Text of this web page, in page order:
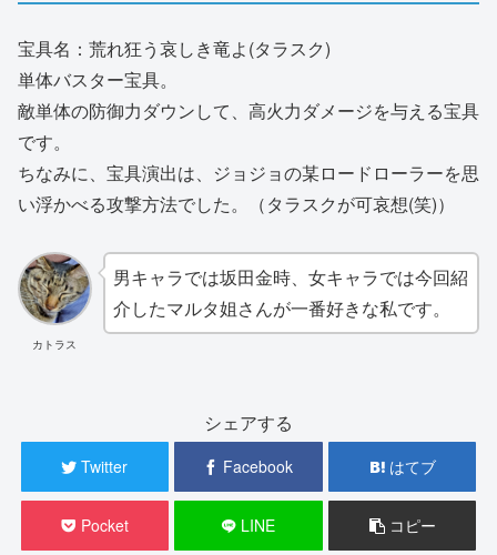
宝具名：荒れ狂う哀しき竜よ(タラスク)
単体バスター宝具。
敵単体の防御力ダウンして、高火力ダメージを与える宝具
です。
ちなみに、宝具演出は、ジョジョの某ロードローラーを思
い浮かべる攻撃方法でした。（タラスクが可哀想(笑)）
カトラス
男キャラでは坂田金時、女キャラでは今回紹
介したマルタ姐さんが一番好きな私です。
シェアする
Twitter Facebook はてブ
Pocket LINE コピー